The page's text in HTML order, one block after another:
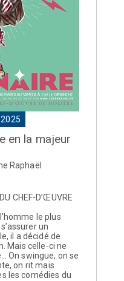
en la majeur
Raphaël
CHEF-D’ŒUVRE
le plus
un
il a décidé de
Mais celle-ci ne
On swingue, on se
on rit mais
les comédies du